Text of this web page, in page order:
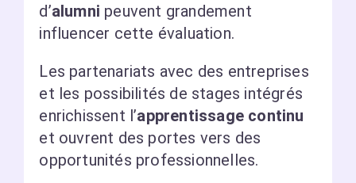
d’alumni peuvent grandement
influencer cette évaluation.
Les partenariats avec des entreprises
et les possibilités de stages intégrés
enrichissent l’apprentissage continu
et ouvrent des portes vers des
opportunités professionnelles.